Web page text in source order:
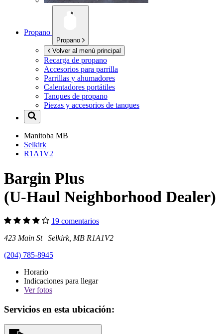
Propano
Propano
Volver al menú principal
Recarga de propano
Accesorios para parrilla
Parrillas y ahumadores
Calentadores portátiles
Tanques de propano
Piezas y accesorios de tanques
Manitoba MB
Selkirk
R1A1V2
Bargin Plus
(U-Haul Neighborhood Dealer)
19 comentarios
423 Main St Selkirk, MB R1A1V2
(204) 785-8945
Horario
Indicaciones para llegar
Verfotos
Servicios en esta ubicación: